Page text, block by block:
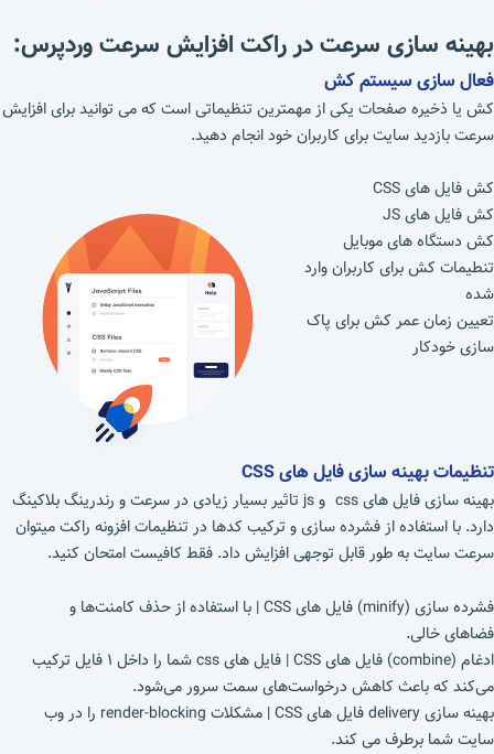
بهینه سازی سرعت در راکت افزایش سرعت وردپرس:
فعال سازی سیستم کش
کش یا ذخیره صفحات یکی از مهمترین تنظیماتی است که می توانید برای افزایش
سرعت بازدید سایت برای کاربران خود انجام دهید.
کش فایل های CSS
کش فایل های JS
کش دستگاه های موبایل
تنطیمات کش برای کاربران وارد
شده
تعیین زمان عمر کش برای پاک
سازی خودکار
تنظیمات بهینه سازی فایل هایCSS
بهینه سازی فایل های css و js تاثیر بسیار زیادی در سرعت و رندرینگ بلاکینگ
دارد. با استفاده از فشرده سازی و ترکیب کدها در تنظیمات افزونه راکت میتوان
سرعت سایت به طور قابل توجهی افزایش داد. فقط کافیست امتحان کنید.
فشرده سازی (minify) فایل های CSS | با استفاده از حذف کامنت‌ها و
فضاهای خالی.
ادغام (combine) فایل های CSS | فایل ‌های css شما را داخل ۱ فایل ترکیب
می‌کند که باعث کاهش درخواست‌های سمت سرور می‌شود.
بهینه سازی delivery فایل های CSS | مشکلات render-blocking را در وب
سایت شما برطرف می کند.